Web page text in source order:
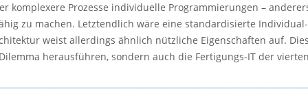
komplexere Prozesse individuelle Programmierungen –
zu machen. Letztendlich wäre eine standardisierte
weist allerdings ähnlich nützliche Eigenschaften auf.
herausführen, sondern auch die Fertigungs-IT der